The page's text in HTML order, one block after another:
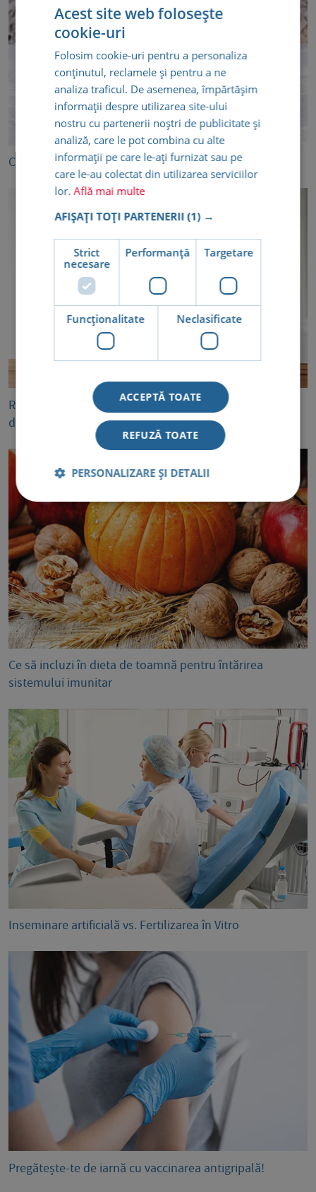
Cum să îți menții sănătatea pe timpul iernii
Răceală sau gripă? Cum facem diferența dintre cele
două afecțiuni respiratorii
Ce să incluzi în dieta de toamnă pentru întărirea
sistemului imunitar
Inseminare artificială vs. Fertilizarea în Vitro
Pregătește-te de iarnă cu vaccinarea antigripală!
Acest site web folosește
cookie-uri
Folosim cookie-uri pentru a personaliza
conținutul, reclamele și pentru a ne
analiza traficul. De asemenea, împărtășim
informații despre utilizarea site-ului
nostru cu partenerii noștri de publicitate și
analiză, care le pot combina cu alte
informații pe care le-ați furnizat sau pe
care le-au colectat din utilizarea serviciilor
lor.Află mai multe
AFIȘAȚI TOȚI PARTENERII(1) →
Strict
necesare
Performanță Targetare
Funcţionalitate Neclasificate
ACCEPTĂ TOATE
REFUZĂ TOATE
PERSONALIZARE ȘI DETALII